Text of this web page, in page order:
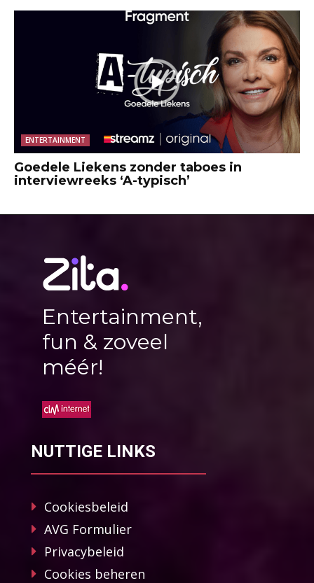
ENTERTAINMENT
Goedele Liekens zonder taboes in
interviewreeks ‘A-typisch’
Entertainment,
fun & zoveel
méér!
NUTTIGE LINKS
Cookiesbeleid
AVG Formulier
Privacybeleid
Cookies beheren